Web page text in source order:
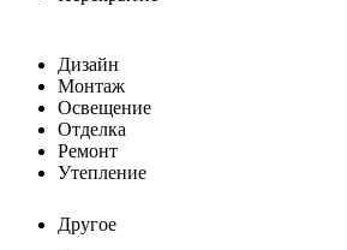
Дизайн
Монтаж
Освещение
Отделка
Ремонт
Утепление
Другое